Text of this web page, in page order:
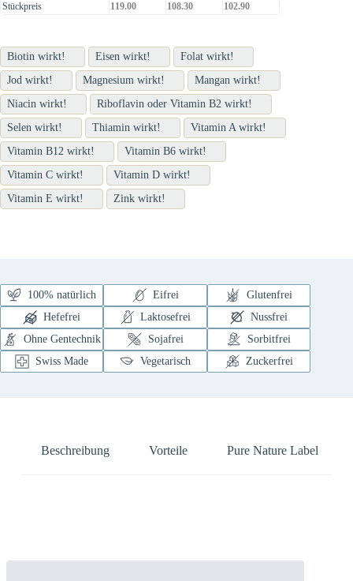
Stückpreis
119.00 108.30 102.90
Biotin wirkt! Eisen wirkt!
Folat wirkt!
Jod wirkt!
Magnesium wirkt!
Mangan wirkt!
Niacin wirkt!
Riboflavin oder Vitamin B2 wirkt!
Selen wirkt!
Thiamin wirkt!
Vitamin A wirkt!
Vitamin B12 wirkt!
Vitamin B6 wirkt!
Vitamin C wirkt!
Vitamin D wirkt!
Vitamin E wirkt!
Zink wirkt!
100% natürlich Eifrei
Glutenfrei
Hefefrei
Laktosefrei
Nussfrei
Ohne Gentechnik
Sojafrei
Sorbitfrei
Swiss Made
Vegetarisch Zuckerfrei
Beschreibung Vorteile Pure Nature Label